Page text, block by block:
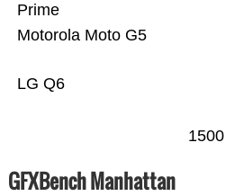
LG Q6
Motorola Moto G5
Prime
1500
GFXBench Manhattan